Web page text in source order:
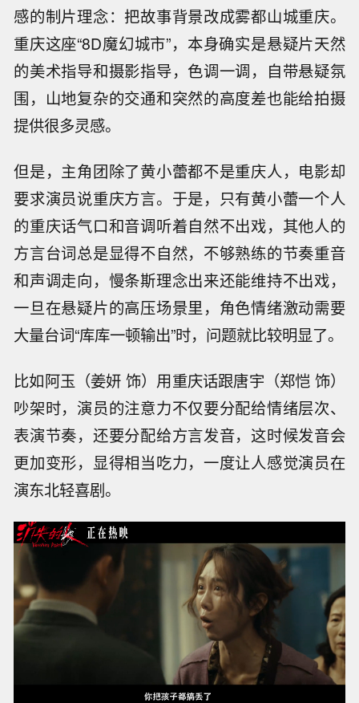
感的制片理念：把故事背景改成雾都山城重庆。
重庆这座“8D魔幻城市”，本身确实是悬疑片天然
的美术指导和摄影指导，色调一调，自带悬疑氛
围，山地复杂的交通和突然的高度差也能给拍摄
提供很多灵感。
但是，主角团除了黄小蕾都不是重庆人，电影却
要求演员说重庆方言。于是，只有黄小蕾一个人
的重庆话气口和音调听着自然不出戏，其他人的
方言台词总是显得不自然，不够熟练的节奏重音
和声调走向，慢条斯理念出来还能维持不出戏，
一旦在悬疑片的高压场景里，角色情绪激动需要
大量台词“库库一顿输出”时，问题就比较明显了。
比如阿玉（姜妍 饰）用重庆话跟唐宇（郑恺 饰）
吵架时，演员的注意力不仅要分配给情绪层次、
表演节奏，还要分配给方言发音，这时候发音会
更加变形，显得相当吃力，一度让人感觉演员在
演东北轻喜剧。